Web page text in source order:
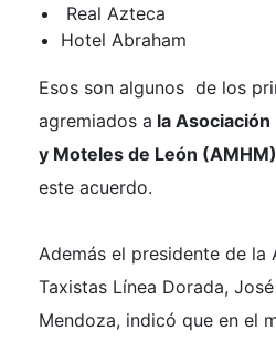
Real Azteca
Hotel Abraham
Esos son algunos de los
agremiados a la
y Moteles de León (AMHM)
este acuerdo.
Además el presidente de la
Taxistas Línea Dorada,
Mendoza, indicó que en el